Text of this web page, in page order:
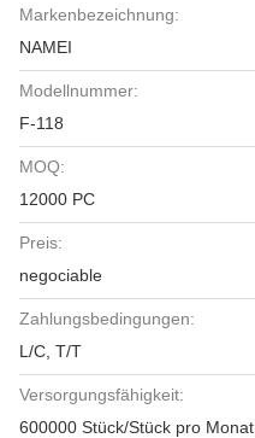
Markenbezeichnung:
NAMEI
Modellnummer:
F-118
MOQ:
12000 PC
Preis:
negociable
Zahlungsbedingungen:
L/C, T/T
Versorgungsfähigkeit:
600000 Stück/Stück pro Monat